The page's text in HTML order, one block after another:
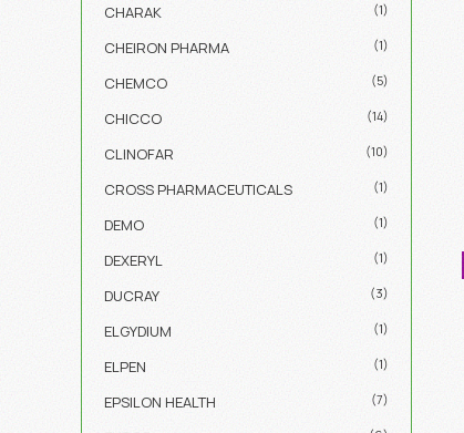
CHARAK (1)
CHEIRON PHARMA (1)
CHEMCO (5)
CHICCO (14)
CLINOFAR (10)
CROSS PHARMACEUTICALS (1)
DEMO (1)
DEXERYL (1)
DUCRAY (3)
ELGYDIUM (1)
ELPEN (1)
EPSILON HEALTH (7)